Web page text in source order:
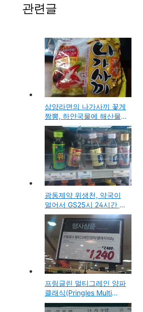
관련글
삼양라면의 나가사끼 꽃게
짬뽕, 하얀국물에 해산물
을 첨가한 신제품 출시
광동제약 위생천, 약국이
멀어서 GS25시 24시간 편
의점에서 구입해서 먹어본
소화제 드링크 음료
프링글린 멀티그레인 양파
클래식(Pringles Multi
Grain Classic) 신제품 대